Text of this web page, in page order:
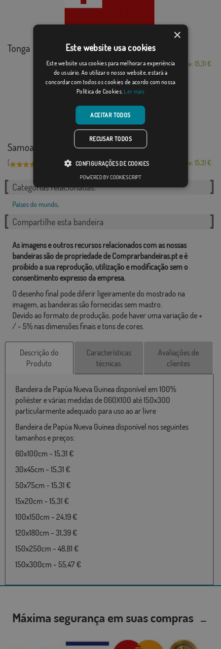
Tonga
Desde: 15,31 €
Samoa
[ Desde: 15,31 €
Categorias relacionadas:
Países do mundo,
Compartilhe esta bandeira
As imagens e outros recursos relacionados com as nossas
bandeiras são de propriedade de Comprarbandeiras.pt e é
proibido a sua reprodução, utilização e modificação sem o
consentimento expresso da empresa.
O desenho final pode diferir ligeiramente do mostrado na
imagem, as bandeiras são fornecidas sem mastro.
Devido ao formato de produção, pode haver uma variação de +
/ - 5% nas dimensões finais e tons de cores.
Descrição do
Produto
Características
técnicas
Avaliações de
clientes
Bandeira de Papúa Nueva Guinea disponível em 100%
poliéster e várias medidas de 060X100 até 150x300
particularmente adequado para uso ao ar livre
Bandeira de Papúa Nueva Guinea disponível nos seguintes
tamanhos e preços:
60x100cm - 15,31 €
30x45cm - 15,31 €
50x75cm - 15,31 €
15x20cm - 15,31 €
100x150cm - 24,19 €
120x180cm - 31,39 €
150x250cm - 48,81 €
150x300cm - 55,47 €
Máxima segurança em suas compras
×
Este website usa cookies
Este website usa cookies para melhorar a experiência
do usuário. Ao utilizar o nosso website, estará a
concordar com todos os cookies de acordo com nossa
Política de Cookies. Ler mais
ACEITAR TODOS
RECUSAR TODOS
CONFIGURAÇÕES DE COOKIES
POWERED BY COOKIESCRIPT